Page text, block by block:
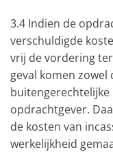
3.4 Indien de
verschuldigde
vrij de vordering
geval komen zowel
buitengerechtelijke
opdrachtgever.
de kosten van
werkelijkheid